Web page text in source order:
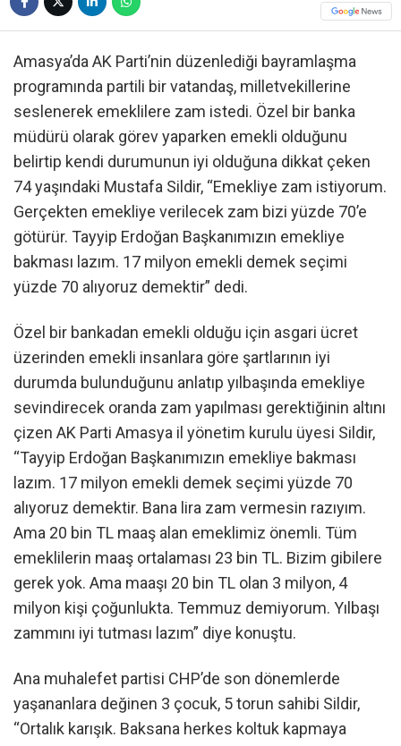
Amasya’da AK Parti’nin düzenlediği bayramlaşma
programında partili bir vatandaş, milletvekillerine
seslenerek emeklilere zam istedi. Özel bir banka
müdürü olarak görev yaparken emekli olduğunu
belirtip kendi durumunun iyi olduğuna dikkat çeken
74 yaşındaki Mustafa Sildir, “Emekliye zam istiyorum.
Gerçekten emekliye verilecek zam bizi yüzde 70’e
götürür. Tayyip Erdoğan Başkanımızın emekliye
bakması lazım. 17 milyon emekli demek seçimi
yüzde 70 alıyoruz demektir” dedi.
Özel bir bankadan emekli olduğu için asgari ücret
üzerinden emekli insanlara göre şartlarının iyi
durumda bulunduğunu anlatıp yılbaşında emekliye
sevindirecek oranda zam yapılması gerektiğinin altını
çizen AK Parti Amasya il yönetim kurulu üyesi Sildir,
“Tayyip Erdoğan Başkanımızın emekliye bakması
lazım. 17 milyon emekli demek seçimi yüzde 70
alıyoruz demektir. Bana lira zam vermesin razıyım.
Ama 20 bin TL maaş alan emeklimiz önemli. Tüm
emeklilerin maaş ortalaması 23 bin TL. Bizim gibilere
gerek yok. Ama maaşı 20 bin TL olan 3 milyon, 4
milyon kişi çoğunlukta. Temmuz demiyorum. Yılbaşı
zammını iyi tutması lazım” diye konuştu.
Ana muhalefet partisi CHP’de son dönemlerde
yaşananlara değinen 3 çocuk, 5 torun sahibi Sildir,
“Ortalık karışık. Baksana herkes koltuk kapmaya